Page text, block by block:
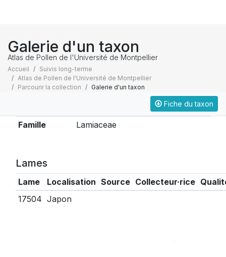
Galerie d'un taxon
Atlas de Pollen de l'Université de Montpellier
Accueil
Suivis long-terme
Atlas de Pollen de l'Université de Montpellier
Parcourir la collection
Galerie d'un taxon
Fiche du taxon
Famille Lamiaceae
Lames
Lame Localisation Source Collecteur·rice
17504 Japon